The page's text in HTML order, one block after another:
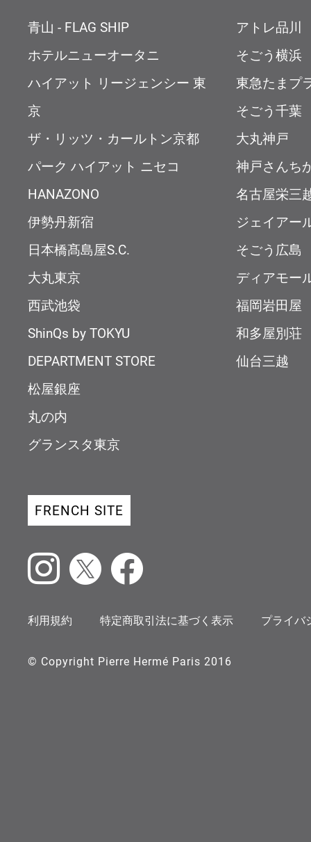
青山 - FLAG SHIP
ホテルニューオータニ
ハイアット リージェンシー 東
京
ザ・リッツ・カールトン京都
パーク ハイアット ニセコ
HANAZONO
伊勢丹新宿
日本橋髙島屋S.C.
大丸東京
西武池袋
ShinQs by TOKYU
DEPARTMENT STORE
松屋銀座
丸の内
グランスタ東京
アトレ品川
そごう横浜
東急たまプ
そごう千葉
大丸神戸
神戸さんち
名古屋栄三
ジェイアー
そごう広島
ディアモー
福岡岩田屋
和多屋別荘
仙台三越
FRENCH SITE
利用規約 特定商取引法に基づく表示 プライバ
© Copyright Pierre Hermé Paris 2016